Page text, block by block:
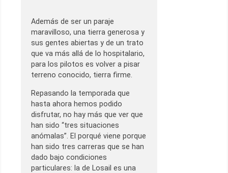
Además de ser un paraje
maravilloso, una tierra generosa y
sus gentes abiertas y de un trato
que va más allá de lo hospitalario,
para los pilotos es volver a pisar
terreno conocido, tierra firme.
Repasando la temporada que
hasta ahora hemos podido
disfrutar, no hay más que ver que
han sido “tres situaciones
anómalas”. El porqué viene porque
han sido tres carreras que se han
dado bajo condiciones
particulares: la de Losail es una